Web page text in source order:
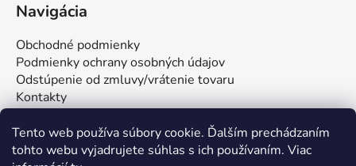
Tento web používa súbory cookie. Ďalším prechádzaním
tohto webu vyjadrujete súhlas s ich používaním. Viac
e
Navigácia
Obchodné podmienky
Podmienky ochrany osobných údajov
Odstúpenie od zmluvy/vrátenie tovaru
Kontakty